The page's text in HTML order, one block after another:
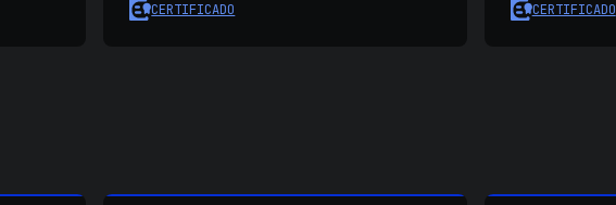
CERTIFICADO CERTIFICADO